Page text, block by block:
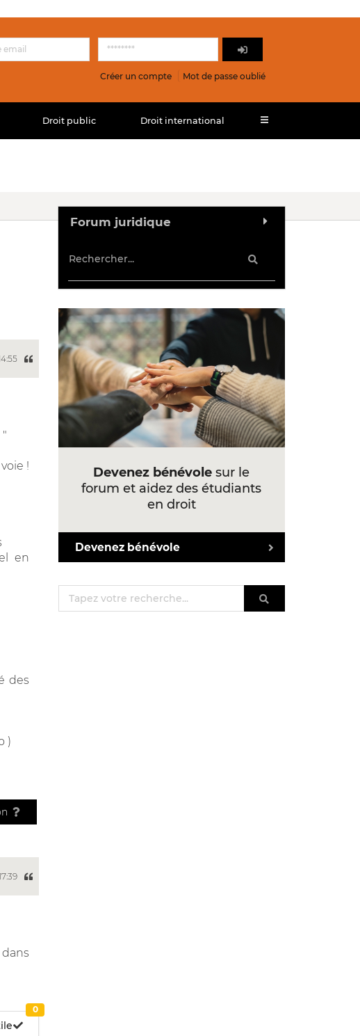
Créer un compte Mot de passe oublié
Droit public Droit international
!
en
des
)
0
Forum juridique
Devenez bénévole sur le
forum et aidez des étudiants
en droit
Devenez bénévole